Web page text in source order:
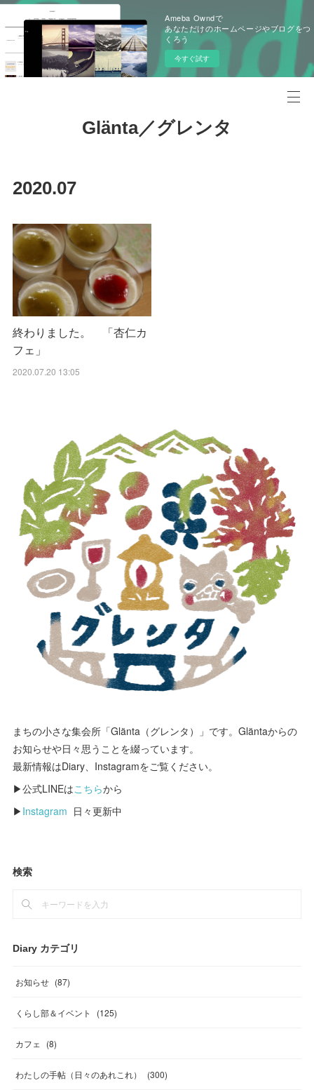
Ameba Owndで
あなただけのホームページやブログをつ
くろう
今すぐ試す
Glänta／グレンタ
2020.07
終わりました。 「杏仁カ
フェ」
2020.07.20 13:05
まちの小さな集会所「Glänta（グレンタ）」です。Gläntaからの
お知らせや日々思うことを綴っています。
最新情報はDiary、Instagramをご覧ください。
▶公式LINEはこちらから
▶ Instagram 日々更新中
検索
Diary カテゴリ
お知らせ (87)
くらし部＆イベント (125)
カフェ (8)
わたしの手帖（日々のあれこれ） (300)